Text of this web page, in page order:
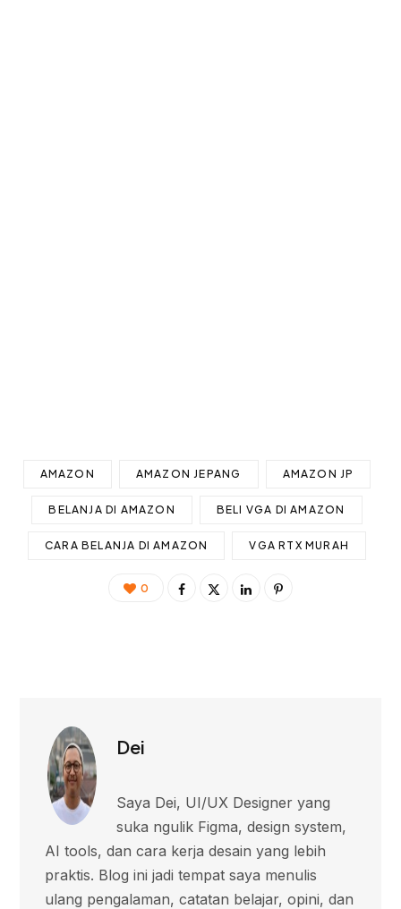
AMAZON AMAZON JEPANG AMAZON JP
BELANJA DI AMAZON BELI VGA DI AMAZON
CARA BELANJA DI AMAZON VGA RTX MURAH
0
Dei
Saya Dei, UI/UX Designer yang
suka ngulik Figma, design system,
AI tools, dan cara kerja desain yang lebih
praktis. Blog ini jadi tempat saya menulis
ulang pengalaman, catatan belajar, opini, dan